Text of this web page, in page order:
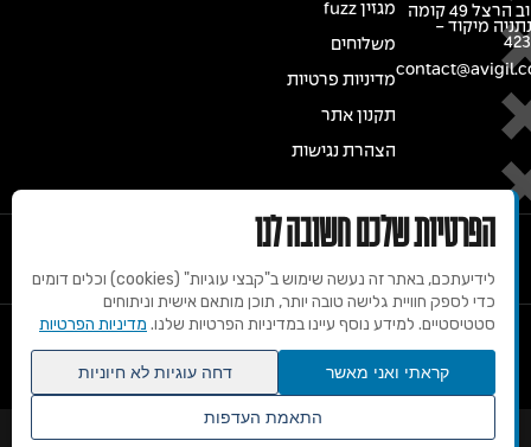
רחוב הרצל 49 קומה
מיקוד -
מגזין fuzz
משלוחים
מדיניות פרטיות
תקנון אתר
הצהרת נגישות
הפרטיות שלכם חשובה לנו
לידיעתכם, באתר זה נעשה שימוש ב"קבצי עוגיות" (cookies) וכלים דומים
כדי לספק חוויית גלישה טובה יותר, תוכן מותאם אישית וניתוחים
סטטיסטיים. למידע נוסף עיינו במדיניות הפרטיות שלנו. מדיניות הפרטיות
קראתי ואני מאשר דחה עוגיות לא חיוניות
התאמת העדפות